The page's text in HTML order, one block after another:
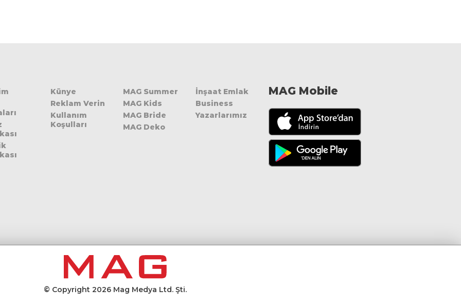
Künye
Reklam Verin
Kullanım
Koşulları
MAG Summer
MAG Kids
MAG Bride
MAG Deko
İnşaat Emlak
Business
Yazarlarımız
MAG Mobile
© Copyright 2026 Mag Medya Ltd. Şti.